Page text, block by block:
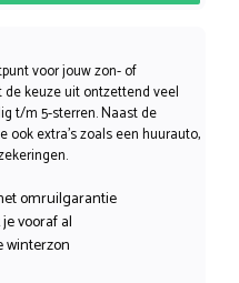
voor jouw zon- of
de keuze uit ontzettend veel
t/m 5-sterren. Naast de
ook extra’s zoals een huurauto,
omruilgarantie
vooraf al
winterzon